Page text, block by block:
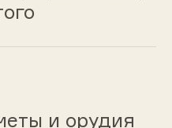
и орудия